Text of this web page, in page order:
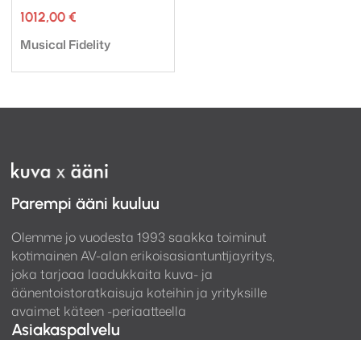
1012,00 €
Tuotemerkki:
Musical Fidelity
Parempi ääni kuuluu
Olemme jo vuodesta 1993 saakka toiminut
kotimainen AV-alan erikoisasiantuntijayritys,
joka tarjoaa laadukkaita kuva- ja
äänentoistoratkaisuja koteihin ja yrityksille
avaimet käteen -periaatteella
Asiakaspalvelu